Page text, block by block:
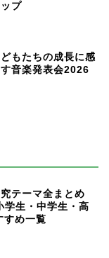
プ
どもたちの成長に感
音楽発表会2026
テーマ全まとめ
学生・中学生・高
すめ一覧